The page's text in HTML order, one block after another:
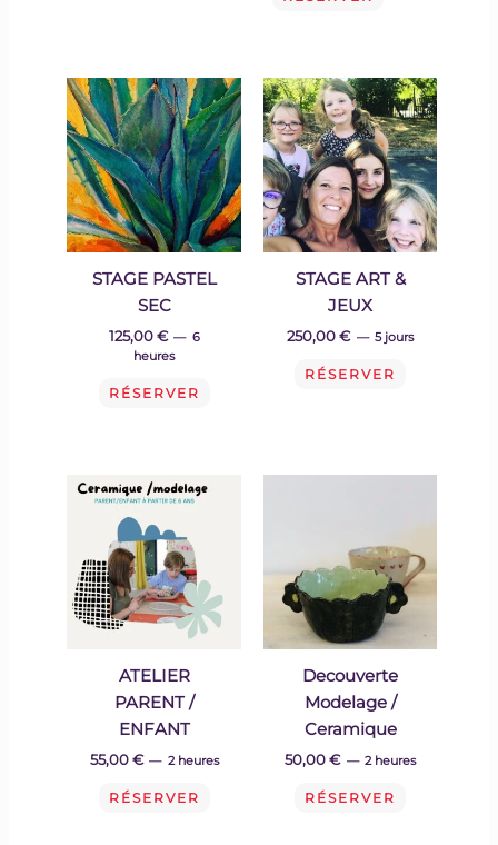
STAGE PASTEL
SEC
125,00€
6
heures
RÉSERVER
STAGE ART &
JEUX
250,00 € 5 jours
RÉSERVER
ATELIER
PARENT /
ENFANT
55,00€ 2 heures
RÉSERVER
Decouverte
Modelage /
Ceramique
50,00€ 2 heures
RÉSERVER